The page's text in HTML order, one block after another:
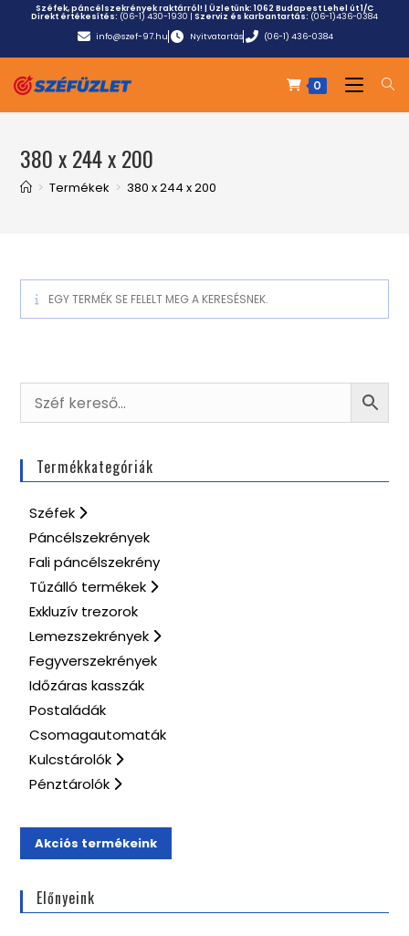
Széfek, páncélszekrények raktárról! | Üzletünk:1062 Budapest Lehel út 1/C
Direkt értékesítés: (06-1) 430-1930 | Szerviz és karbantartás: (06-1)436-0384
info@szef-97.hu
Nyitvatartás (06-1) 436-0384
0
380 x 244 x 200
> Termékek > 380 x 244 x 200
EGY TERMÉK SE FELELT MEG A KERESÉSNEK.
Termékkategóriák
Széfek
Páncélszekrények
Fali páncélszekrény
Tűzálló termékek
Exkluzív trezorok
Lemezszekrények
Fegyverszekrények
Időzáras kasszák
Postaládák
Csomagautomaták
Kulcstárolók
Pénztárolók
Akciós termékeink
Előnyeink